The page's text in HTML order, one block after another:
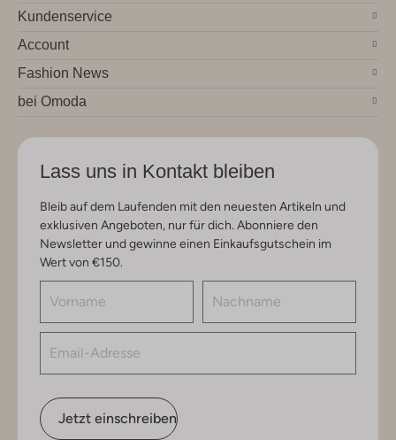
Kundenservice
Account
Fashion News
bei Omoda
Lass uns in Kontakt bleiben
Bleib auf dem Laufenden mit den neuesten Artikeln und
exklusiven Angeboten, nur für dich. Abonniere den
Newsletter und gewinne einen Einkaufsgutschein im
Wert von €150.
Jetzt einschreiben